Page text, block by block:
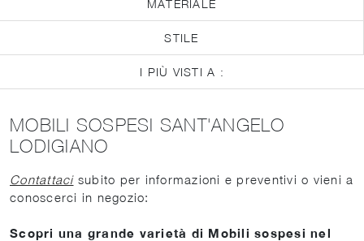
MATERIALE
STILE
I PIÙ VISTI A :
MOBILI SOSPESI SANT'ANGELO
LODIGIANO
Contattacisubito per informazioni e preventivi o vieni a
conoscerci in negozio:
Scopri una grande varietà di Mobili sospesi nel